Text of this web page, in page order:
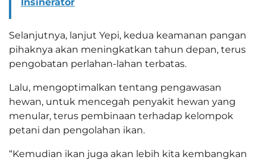
Selanjutnya, lanjut Yepi, kedua keamanan pangan
pihaknya akan meningkatkan tahun depan, terus
pengobatan perlahan-lahan terbatas.
Lalu, mengoptimalkan tentang pengawasan
hewan, untuk mencegah penyakit hewan yang
menular, terus pembinaan terhadap kelompok
petani dan pengolahan ikan.
“Kemudian ikan juga akan lebih kita kembangkan